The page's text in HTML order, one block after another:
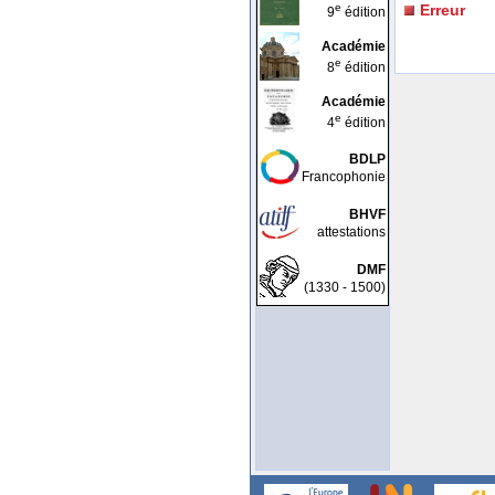
9e édition
Académie
8e édition
Académie
4e édition
BDLP
Francophonie
BHVF
attestations
DMF
(1330 - 1500)
Erreur